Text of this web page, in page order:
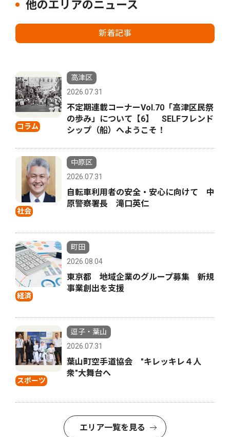
他のエリアのニュース
新着記事
コラム
高津区
2026.07.31
不定期連載コーナーVol.70「高津区民祭
の歩み」について【6】 SELFフレンド
シップ（船）へようこそ！
社会
中原区
2026.07.31
自転車利用者の安全・安心に向けて 中
原警察署長 滝口英仁
経済
町田
2026.08.04
東京都 地域企業のグループ募集 新規
事業創出を支援
スポーツ
逗子・葉山
2026.07.31
葉山町空手道協会 "キレッキレ４人
衆"大舞台へ
エリア一覧を見る